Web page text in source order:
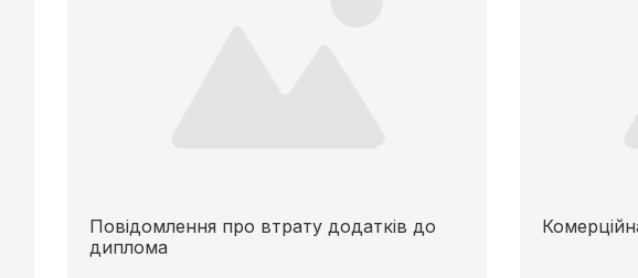
Повідомлення про втрату додатків до
диплома